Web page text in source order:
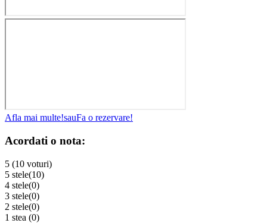
Afla mai multe!sauFa o rezervare!
Acordati o nota:
5 (10 voturi)
5 stele(10)
4 stele(0)
3 stele(0)
2 stele(0)
1 stea (0)